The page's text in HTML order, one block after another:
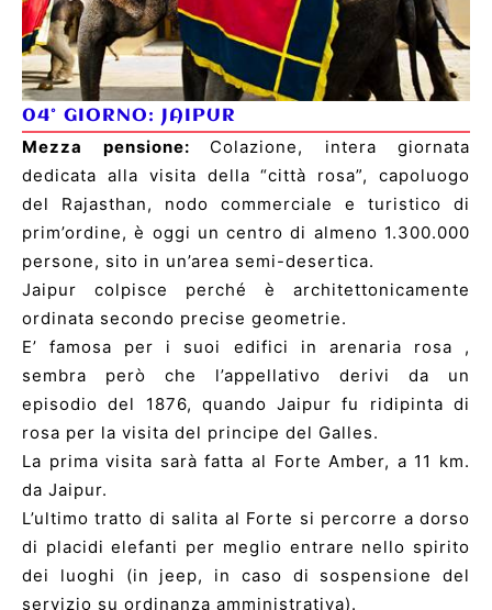
04° GIORNO: JAIPUR
Mezza pensione: Colazione, intera giornata
dedicata alla visita della “città rosa”, capoluogo
del Rajasthan, nodo commerciale e turistico di
prim’ordine, è oggi un centro di almeno 1.300.000
persone, sito in un’area semi-desertica.
Jaipur colpisce perché è architettonicamente
ordinata secondo precise geometrie.
E’ famosa per i suoi edifici in arenaria rosa ,
sembra però che l’appellativo derivi da un
episodio del 1876, quando Jaipur fu ridipinta di
rosa per la visita del principe del Galles.
La prima visita sarà fatta al Forte Amber, a 11 km.
da Jaipur.
L’ultimo tratto di salita al Forte si percorre a dorso
di placidi elefanti per meglio entrare nello spirito
dei luoghi (in jeep, in caso di sospensione del
servizio su ordinanza amministrativa).